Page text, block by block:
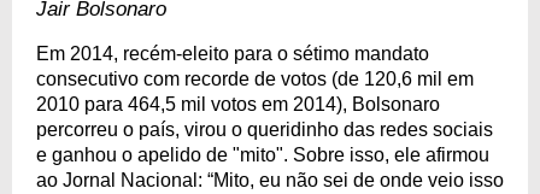
Jair Bolsonaro
Em 2014, recém-eleito para o sétimo mandato
consecutivo com recorde de votos (de 120,6 mil em
2010 para 464,5 mil votos em 2014), Bolsonaro
percorreu o país, virou o queridinho das redes sociais
e ganhou o apelido de "mito". Sobre isso, ele afirmou
ao Jornal Nacional: “Mito, eu não sei de onde veio isso